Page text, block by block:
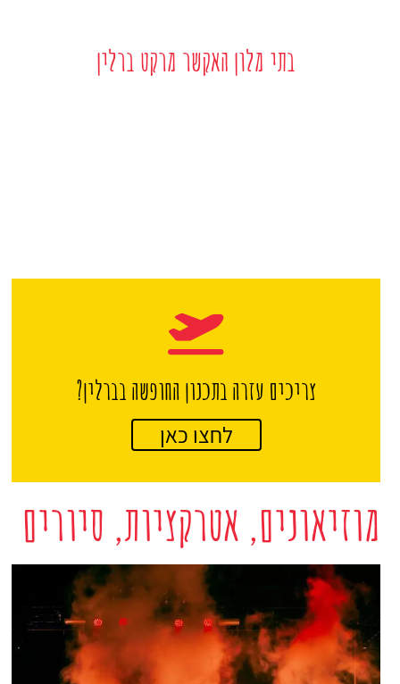
בתי מלון האקשר מרקט ברלין
צריכים עזרה בתכנון החופשה בברלין?
לחצו כאן
מוזיאונים, אטרקציות, סיורים